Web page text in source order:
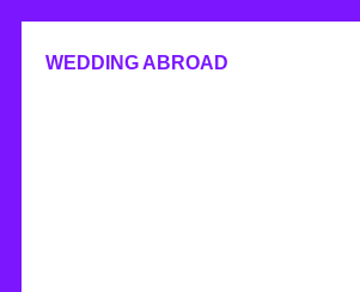
WEDDING ABROAD